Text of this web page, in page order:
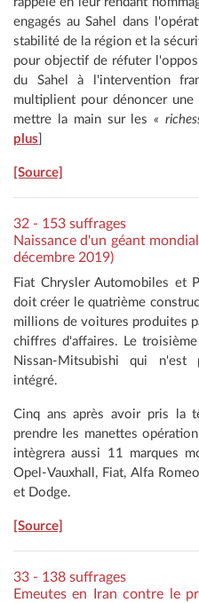
engagés au Sahel dans
stabilité de la région et la
pour objectif de réfuter
du Sahel à l'intervention
multiplient pour dénoncer
mettre la main sur les«
plus
[Source]
32 - 153 suffrages
Naissance d'un géant
décembre 2019)
Fiat Chrysler Automobiles et
doit créer le quatrième
millions de voitures produites
chiffres d'affaires. Le
Nissan-Mitsubishi qui n'est
intégré.
Cinq ans après avoir pris la
prendre les manettes
intègrera aussi 11 marques
Opel-Vauxhall, Fiat, Alfa
et Dodge.
[Source]
33 - 138 suffrages
Emeutes en Iran contre le